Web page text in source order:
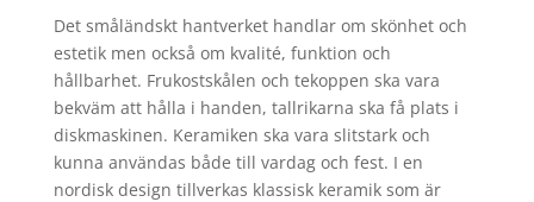
Det småländskt hantverket handlar om skönhet och
estetik men också om kvalité, funktion och
hållbarhet. Frukostskålen och tekoppen ska vara
bekväm att hålla i handen, tallrikarna ska få plats i
diskmaskinen. Keramiken ska vara slitstark och
kunna användas både till vardag och fest. I en
nordisk design tillverkas klassisk keramik som är